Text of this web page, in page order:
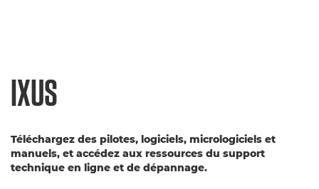
IXUS
Téléchargez des pilotes, logiciels, micrologiciels et
manuels, et accédez aux ressources du support
technique en ligne et de dépannage.